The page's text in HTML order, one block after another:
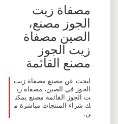
مصفاة زيت
الجوز مصنع،
الصين مصفاة
زيت الجوز
مصنع القائمة
لبحث عن مصنع مصفاة زيت
الجوز في الصين، مصفاة زي
ت الجوز القائمة مصنع يمكن
ك شراء المنتجات مباشرة م
ن.